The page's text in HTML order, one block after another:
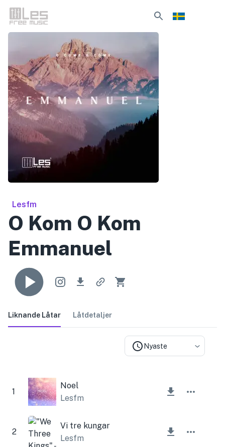
Lesfm
O Kom O Kom
Emmanuel
Liknande Låtar Låtdetaljer
Nyaste
1
Noel
Lesfm
2
Vi tre kungar
Lesfm